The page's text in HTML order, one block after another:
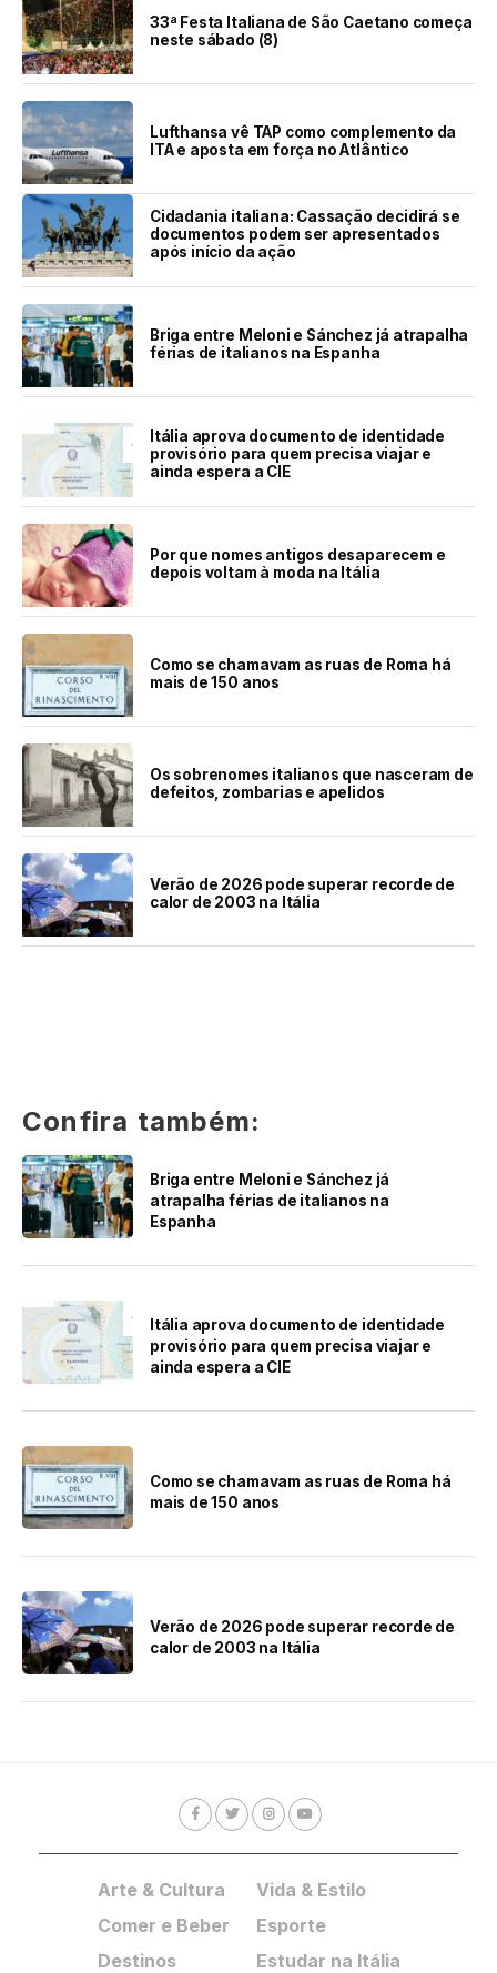
33ª Festa Italiana de São Caetano começa
neste sábado (8)
Lufthansa vê TAP como complemento da
ITA e aposta em força no Atlântico
Cidadania italiana: Cassação decidirá se
documentos podem ser apresentados
após início da ação
Briga entre Meloni e Sánchez já atrapalha
férias de italianos na Espanha
Itália aprova documento de identidade
provisório para quem precisa viajar e
ainda espera a CIE
Por que nomes antigos desaparecem e
depois voltam à moda na Itália
Como se chamavam as ruas de Roma há
mais de 150 anos
Os sobrenomes italianos que nasceram de
defeitos, zombarias e apelidos
Verão de 2026 pode superar recorde de
calor de 2003 na Itália
Confira também:
Briga entre Meloni e Sánchez já
atrapalha férias de italianos na
Espanha
Itália aprova documento de identidade
provisório para quem precisa viajar e
ainda espera a CIE
Como se chamavam as ruas de Roma há
mais de 150 anos
Verão de 2026 pode superar recorde de
calor de 2003 na Itália
Arte & Cultura
Comer e Beber
Destinos
Vida & Estilo
Esporte
Estudar na Itália